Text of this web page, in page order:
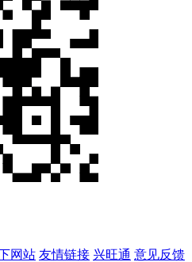
网站 友情链接 兴旺通 意见反馈